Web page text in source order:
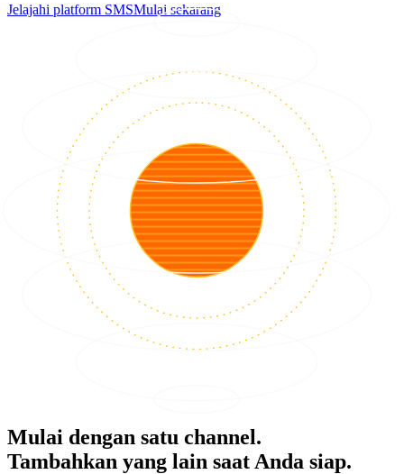
Jelajahi platform SMSMulai sekarang
Mulai dengan satu channel.
Tambahkan yang lain saat Anda siap.